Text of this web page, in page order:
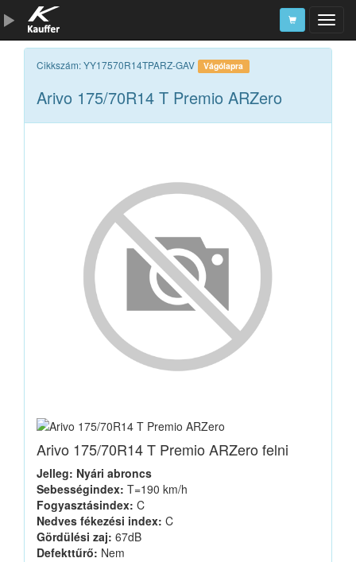
Szerszámkatalógus
Kosár
Alkatrészek
Cikkszám: YY17570R14TPARZ-GAV Vágólapra
Arivo 175/70R14 T Premio ARZero
Arivo 175/70R14 T Premio ARZero felni
Jelleg: Nyári abroncs
Sebességindex: T=190 km/h
Fogyasztásindex: C
Nedves fékezési index: C
Gördülési zaj: 67dB
Defekttűrő: Nem